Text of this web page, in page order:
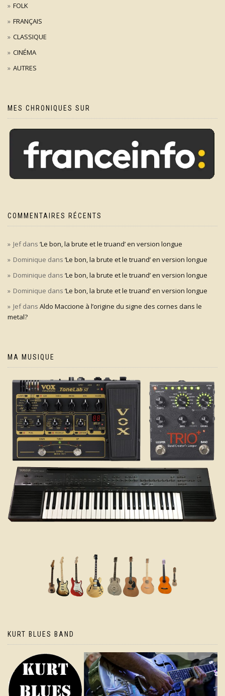
FOLK
FRANÇAIS
CLASSIQUE
CINÉMA
AUTRES
MES CHRONIQUES SUR
COMMENTAIRES RÉCENTS
Jefdans ‘Le bon, la brute et le truand’ en version longue
Dominique dans ‘Le bon, la brute et le truand’ en version longue
Dominique dans ‘Le bon, la brute et le truand’ en version longue
Dominique dans ‘Le bon, la brute et le truand’ en version longue
Jefdans Aldo Maccione à l’origine du signe des cornes dans le
metal?
MA MUSIQUE
KURT BLUES BAND